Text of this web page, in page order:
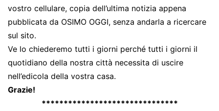
vostro cellulare, copia dell’ultima notizia appena
pubblicata da OSIMO OGGI, senza andarla a ricercare
sul sito.
Ve lo chiederemo tutti i giorni perché tutti i giorni il
quotidiano della nostra città necessita di uscire
nell’edicola della vostra casa.
Grazie!
*******************************